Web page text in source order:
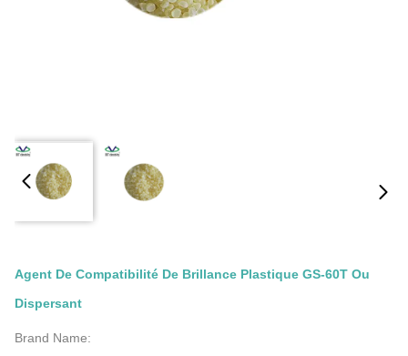
Agent De Compatibilité De Brillance Plastique GS-60T Ou
Dispersant
Brand Name: